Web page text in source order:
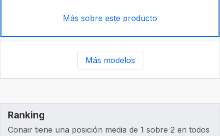
Más sobre este producto
Más modelos
Ranking
Conair tiene una posición media de 1 sobre 2 en todos